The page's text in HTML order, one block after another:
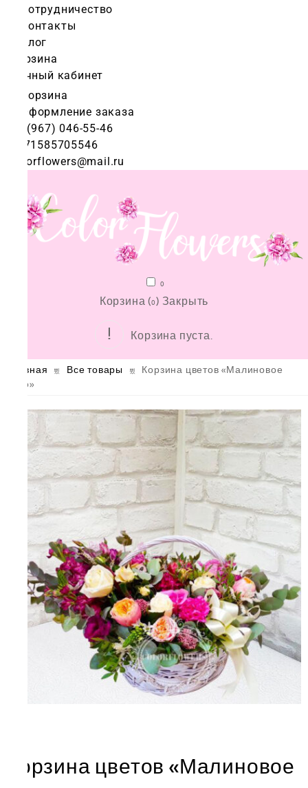
Сотрудничество
Контакты
Блог
Корзина
Личный кабинет
Корзина
Оформление заказа
+7 (967) 046-55-46
+971585705546
colorflowers@mail.ru
0
Корзина (0) Закрыть
Корзина пуста.
Главная Все товары
Корзина цветов «Малиновое
чудо»
Корзина цветов «Малиновое